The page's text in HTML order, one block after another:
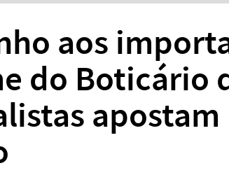
aos
do Boticário
apostam